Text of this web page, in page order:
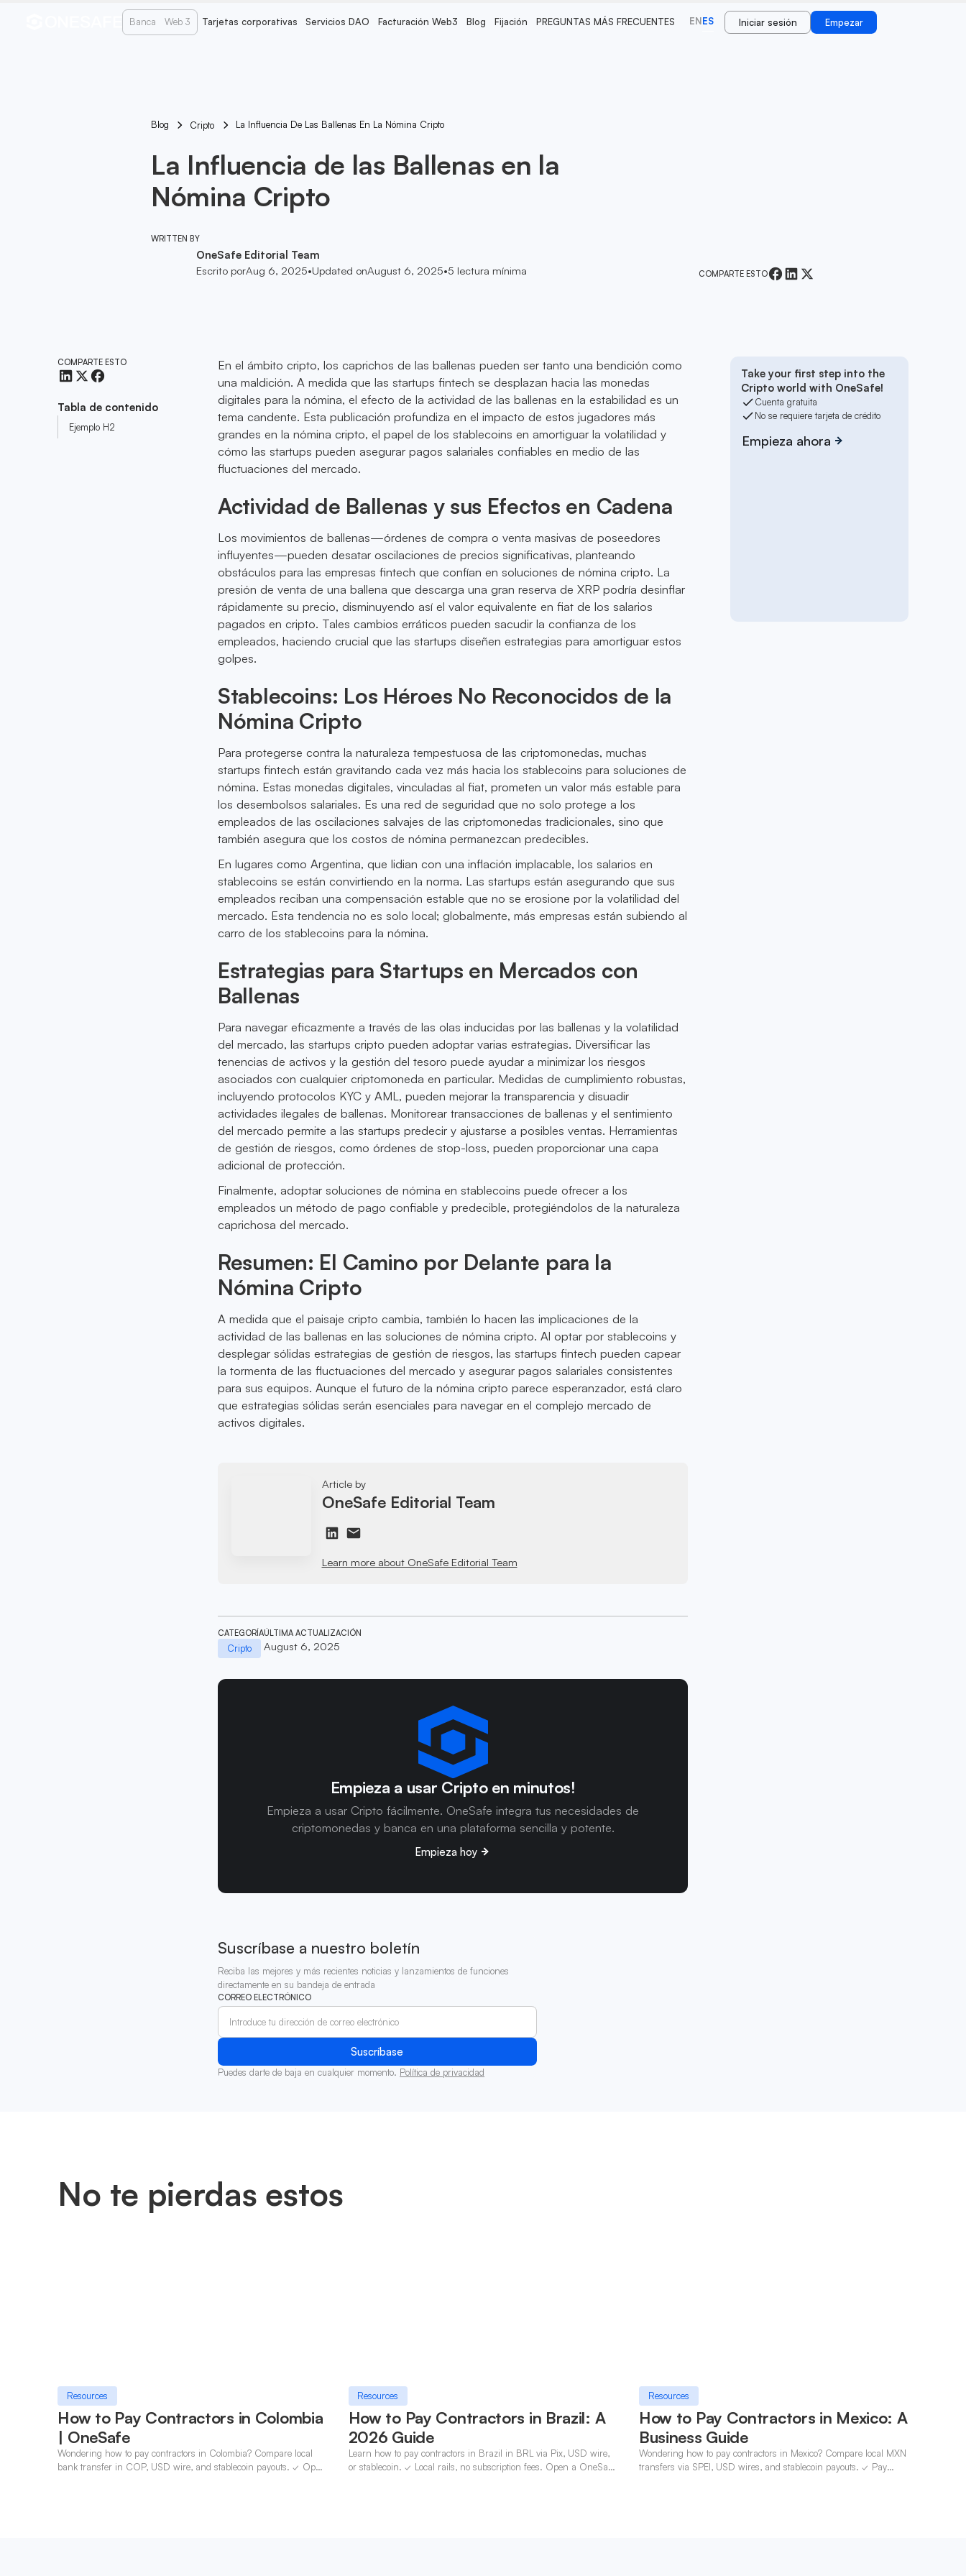
Banca Web 3 Tarjetas corporativas Servicios DAO Facturación Web3 Blog Fijación PREGUNTAS MÁS FRECUENTES ENES Iniciar sesión Empezar
Blog Cripto La Influencia De Las Ballenas En La Nómina Cripto
La Influencia de las Ballenas en la
Nómina Cripto
WRITTEN BY
OneSafe Editorial Team
Escrito porAug 6, 2025•Updated onAugust 6, 2025•5 lectura mínima COMPARTE ESTO
COMPARTE ESTO
Tabla de contenido
Ejemplo H2
En el ámbito cripto, los caprichos de las ballenas pueden ser tanto una bendición como
una maldición. A medida que las startups fintech se desplazan hacia las monedas
digitales para la nómina, el efecto de la actividad de las ballenas en la estabilidad es un
tema candente. Esta publicación profundiza en el impacto de estos jugadores más
grandes en la nómina cripto, el papel de los stablecoins en amortiguar la volatilidad y
cómo las startups pueden asegurar pagos salariales confiables en medio de las
fluctuaciones del mercado.
Actividad de Ballenas y sus Efectos en Cadena
Los movimientos de ballenas—órdenes de compra o venta masivas de poseedores
influyentes—pueden desatar oscilaciones de precios significativas, planteando
obstáculos para las empresas fintech que confían en soluciones de nómina cripto. La
presión de venta de una ballena que descarga una gran reserva de XRP podría desinflar
rápidamente su precio, disminuyendo así el valor equivalente en fiat de los salarios
pagados en cripto. Tales cambios erráticos pueden sacudir la confianza de los
empleados, haciendo crucial que las startups diseñen estrategias para amortiguar estos
golpes.
Stablecoins: Los Héroes No Reconocidos de la
Nómina Cripto
Para protegerse contra la naturaleza tempestuosa de las criptomonedas, muchas
startups fintech están gravitando cada vez más hacia los stablecoins para soluciones de
nómina. Estas monedas digitales, vinculadas al fiat, prometen un valor más estable para
los desembolsos salariales. Es una red de seguridad que no solo protege a los
empleados de las oscilaciones salvajes de las criptomonedas tradicionales, sino que
también asegura que los costos de nómina permanezcan predecibles.
En lugares como Argentina, que lidian con una inflación implacable, los salarios en
stablecoins se están convirtiendo en la norma. Las startups están asegurando que sus
empleados reciban una compensación estable que no se erosione por la volatilidad del
mercado. Esta tendencia no es solo local; globalmente, más empresas están subiendo al
carro de los stablecoins para la nómina.
Estrategias para Startups en Mercados con
Ballenas
Para navegar eficazmente a través de las olas inducidas por las ballenas y la volatilidad
del mercado, las startups cripto pueden adoptar varias estrategias. Diversificar las
tenencias de activos y la gestión del tesoro puede ayudar a minimizar los riesgos
asociados con cualquier criptomoneda en particular. Medidas de cumplimiento robustas,
incluyendo protocolos KYC y AML, pueden mejorar la transparencia y disuadir
actividades ilegales de ballenas. Monitorear transacciones de ballenas y el sentimiento
del mercado permite a las startups predecir y ajustarse a posibles ventas. Herramientas
de gestión de riesgos, como órdenes de stop-loss, pueden proporcionar una capa
adicional de protección.
Finalmente, adoptar soluciones de nómina en stablecoins puede ofrecer a los
empleados un método de pago confiable y predecible, protegiéndolos de la naturaleza
caprichosa del mercado.
Resumen: El Camino por Delante para la
Nómina Cripto
A medida que el paisaje cripto cambia, también lo hacen las implicaciones de la
actividad de las ballenas en las soluciones de nómina cripto. Al optar por stablecoins y
desplegar sólidas estrategias de gestión de riesgos, las startups fintech pueden capear
la tormenta de las fluctuaciones del mercado y asegurar pagos salariales consistentes
para sus equipos. Aunque el futuro de la nómina cripto parece esperanzador, está claro
que estrategias sólidas serán esenciales para navegar en el complejo mercado de
activos digitales.
Article by
OneSafe Editorial Team
Learn more about OneSafe Editorial Team
CATEGORÍA
Cripto
ÚLTIMA ACTUALIZACIÓN
August 6, 2025
Empieza a usar Cripto en minutos!
Empieza a usar Cripto fácilmente. OneSafe integra tus necesidades de
criptomonedas y banca en una plataforma sencilla y potente.
Empieza hoy
Suscríbase a nuestro boletín
Reciba las mejores y más recientes noticias y lanzamientos de funciones
directamente en su bandeja de entrada
CORREO ELECTRÓNICO
Puedes darte de baja en cualquier momento. Política de privacidad
Take your first step into the
Cripto world with OneSafe!
Cuenta gratuita
No se requiere tarjeta de crédito
Empieza ahora
No te pierdas estos
Resources
How to Pay Contractors in Colombia
| OneSafe
Wondering how to pay contractors in Colombia? Compare local
bank transfer in COP, USD wire, and stablecoin payouts. ✓ Open
Resources
How to Pay Contractors in Brazil: A
2026 Guide
Learn how to pay contractors in Brazil in BRL via Pix, USD wire,
or stablecoin. ✓ Local rails, no subscription fees. Open a OneSafe
Resources
How to Pay Contractors in Mexico: A
Business Guide
Wondering how to pay contractors in Mexico? Compare local MXN
transfers via SPEI, USD wires, and stablecoin payouts. ✓ Pay